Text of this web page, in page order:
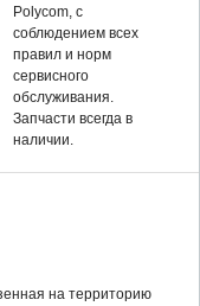
Polycom, c
соблюдением всех
правил и норм
сервисного
обслуживания.
Запчасти всегда в
наличии.
на территорию